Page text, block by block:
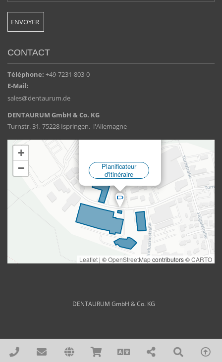
CONTACT
Téléphone: +49-7231-803-0
E-Mail:
sales@dentaurum.de
DENTAURUM GmbH & Co. KG
Turnstr. 31, 75228 Ispringen, l'Allemagne
DENTAURUM GmbH & Co. KG